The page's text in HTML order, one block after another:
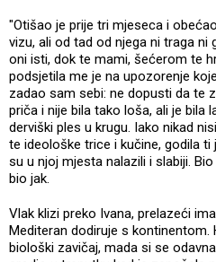
"Otišao je prije tri mjeseca i
vizu, ali od tad od njega ni traga ni
oni isti, dok te mami, šećerom te
podsjetila me je na upozorenje
zadao sam sebi: ne dopusti da te
priča i nije bila tako loša, ali je bila
derviški ples u krugu. Iako nikad
te ideološke trice i kučine, godila
su u njoj mjesta nalazili i slabiji.
bio jak.
Vlak klizi preko Ivana, prelazeći
Mediteran dodiruje s
biološki zavičaj, mada si se